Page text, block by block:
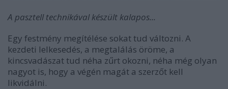
A pasztell technikával készült kalapos...
Egy festmény megítélése sokat tud változni. A
kezdeti lelkesedés, a megtalálás öröme, a
kincsvadászat tud néha zűrt okozni, néha még olyan
nagyot is, hogy a végén magát a szerzőt kell
likvidálni.